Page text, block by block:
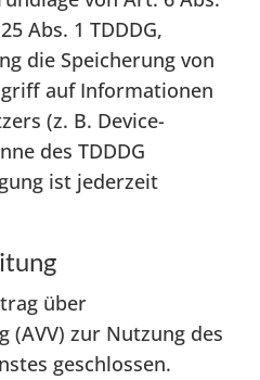
Abs. 1 TDDDG,
die Speicherung von
auf Informationen
(z. B. Device-
des TDDDG
ist jederzeit
über
(AVV) zur Nutzung des
geschlossen.